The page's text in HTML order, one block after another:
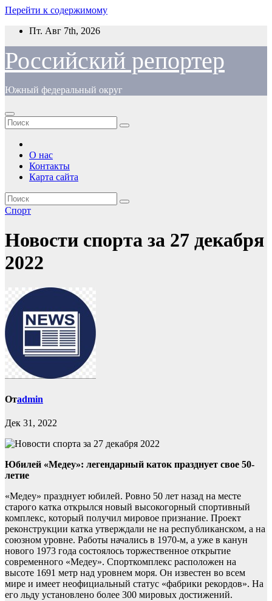
Перейти к содержимому
Пт. Авг 7th, 2026
Российский репортер
Южный федеральный округ
О нас
Контакты
Карта сайта
Спорт
Новости спорта за 27 декабря
2022
Отadmin
Дек 31, 2022
Юбилей «Медеу»: легендарный каток празднует свое 50-
летие
«Медеу» празднует юбилей. Ровно 50 лет назад на месте
старого катка открылся новый высокогорный спортивный
комплекс, который получил мировое признание. Проект
реконструкции катка утверждали не на республиканском, а на
союзном уровне. Работы начались в 1970-м, а уже в канун
нового 1973 года состоялось торжественное открытие
современного «Медеу». Спорткомплекс расположен на
высоте 1691 метр над уровнем моря. Он известен во всем
мире и имеет неофициальный статус «фабрики рекордов». На
его льду установлено более 300 мировых достижений.